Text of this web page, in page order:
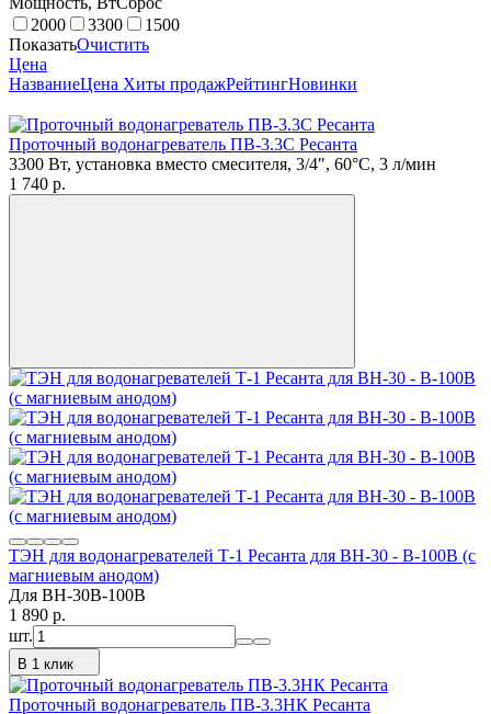
2000
3300
1500
ПоказатьОчистить
Цена
НазваниеЦена Хиты продажРейтингНовинки
Проточный водонагреватель ПВ-3.3С Ресанта
3300 Вт, установка вместо смесителя, 3/4", 60°C, 3 л/мин
1 740 p.
ТЭН для водонагревателей Т-1 Ресанта для ВН-30 - В-100В (с
магниевым анодом)
Для ВН-30В-100В
1 890 p.
шт.
В 1 клик
Проточный водонагреватель ПВ-3.3НК Ресанта